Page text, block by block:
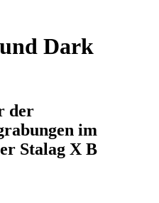
Dark
der
im
Stalag X B